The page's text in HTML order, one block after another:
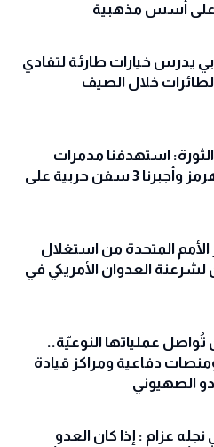
على أسس مذهبية
يدرس خيارات طارئة لتفادي
خلال الصيف
استهدفنا مدمرات
أميركية في هرمز وأجبرنا 3 سفن حربية على
الأمم المتحدة من استغلال
العدوان الأمريكي في
تُواصل عملياتها النوعيّة..
دفاعية ومراكز قيادة
الصهيوني
عزام : إذا كان العدو